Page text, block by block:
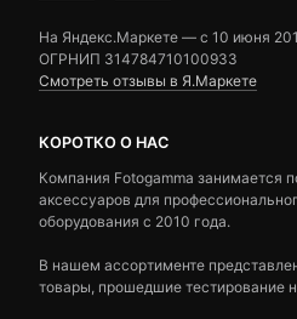
На Яндекс.Маркете — c 10 июня
ОГРНИП 314784710100933
Смотреть отзывы в Я.Маркете
КОРОТКО О НАС
Компания Fotogamma занимается
аксессуаров для
оборудования с 2010 года.
В нашем ассортименте
товары, прошедшие тестирование